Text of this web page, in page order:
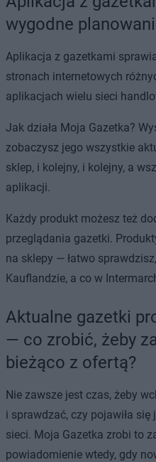
wygodne
Aplikacja z gazetkami
stronach internetowych
aplikacjach wielu sieci
Jak działa Moja Gazetka?
zobaczysz jego wszystkie
sklep, i kolejny, i kolejny, a
aplikacji.
Każdy produkt możesz też
przeglądania gazetki.
na sklepy — łatwo
Kauflandzie, a co w
Aktualne gazetki
— co zrobić, żeby
bieżąco z ofertą?
Nie zawsze jest czas, żeby
i sprawdzać, czy pojawiła
sieci. Moja Gazetka zrobi to
powiadomienie wtedy, gdy